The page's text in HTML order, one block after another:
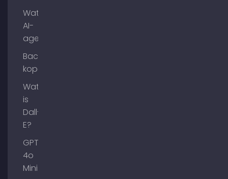
Wat zijn
AI-
agenten?
Backlinks
kopen
Wat
is
Dall-
E?
GPT-
4o
Mini